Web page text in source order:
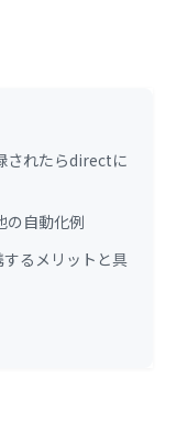
されたらdirectに
の自動化例
るメリットと具